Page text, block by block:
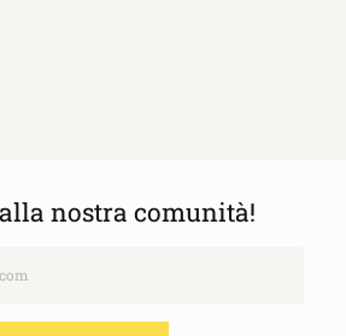
nostra comunità!